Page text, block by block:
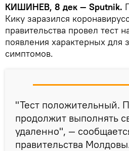
КИШИНЕВ, 8 дек — Sputnik.
Кику заразился
правительства провел тест
появления характерных для
симптомов.
"Тест положительный.
продолжит выполнять
удаленно", —
правительства